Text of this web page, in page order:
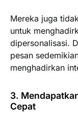
Mereka juga
untuk
dipersonalisasi.
pesan
menghadirkan
3.
Cepat